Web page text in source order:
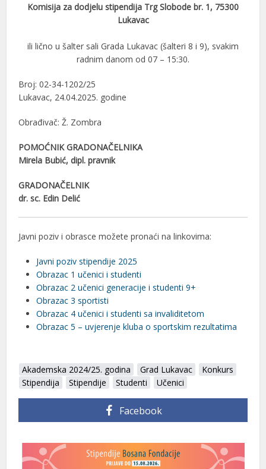
Komisija za dodjelu stipendija Trg Slobode br. 1, 75300
Lukavac
ili lično u šalter sali Grada Lukavac (šalteri 8 i 9), svakim
radnim danom od 07 – 15:30.
Broj: 02-34-1202/25
Lukavac, 24.04.2025. godine
Obrađivač: Ž. Zombra
POMOĆNIK GRADONAČELNIKA
Mirela Bubić, dipl. pravnik
GRADONAČELNIK
dr. sc. Edin Delić
Javni poziv i obrasce možete pronaći na linkovima:
Javni poziv stipendije 2025
Obrazac 1 učenici i studenti
Obrazac 2 učenici generacije i studenti 9+
Obrazac 3 sportisti
Obrazac 4 učenici i studenti sa invaliditetom
Obrazac 5 – uvjerenje kluba o sportskim rezultatima
Akademska 2024/25. godina Grad Lukavac
Konkurs
Stipendija
Stipendije Studenti Učenici
Facebook